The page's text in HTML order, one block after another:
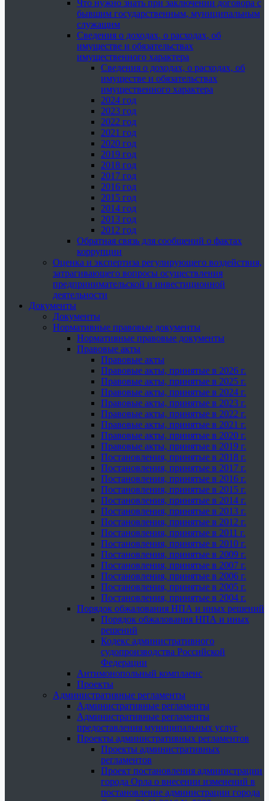
Что нужно знать при заключении договора с
бывшим государственным, муниципальным
служащим
Сведения о доходах, о расходах, об
имуществе и обязательствах
имущественного характера
Сведения о доходах, о расходах, об
имуществе и обязательствах
имущественного характера
2024 год
2023 год
2022 год
2021 год
2020 год
2019 год
2018 год
2017 год
2016 год
2015 год
2014 год
2013 год
2012 год
Обратная связь для сообщений о фактах
коррупции
Оценка и экспертиза регулирующего воздействия,
затрагивающего вопросы осуществления
предпринимательской и инвестиционной
деятельности
Документы
Документы
Нормативные правовые документы
Нормативные правовые документы
Правовые акты
Правовые акты
Правовые акты, принятые в 2026 г.
Правовые акты, принятые в 2025 г.
Правовые акты, принятые в 2024 г.
Правовые акты, принятые в 2023 г.
Правовые акты, принятые в 2022 г.
Правовые акты, принятые в 2021 г.
Правовые акты, принятые в 2020 г.
Правовые акты, принятые в 2019 г.
Постановления, принятые в 2018 г.
Постановления, принятые в 2017 г.
Постановления, принятые в 2016 г.
Постановления, принятые в 2015 г.
Постановления, принятые в 2014 г.
Постановления, принятые в 2013 г.
Постановления, принятые в 2012 г.
Постановления, принятые в 2011 г.
Постановления, принятые в 2010 г.
Постановления, принятые в 2009 г.
Постановления, принятые в 2007 г.
Постановления, принятые в 2006 г.
Постановления, принятые в 2005 г.
Постановления, принятые в 2004 г.
Порядок обжалования НПА и иных решений
Порядок обжалования НПА и иных
решений
Кодекс административного
судопроизводства Российской
Федерации
Антимонопольный комплаенс
Проекты
Административные регламенты
Административные регламенты
Административные регламенты
предоставления муниципальных услуг
Проекты административных регламентов
Проекты административных
регламентов
Проект постановления администрации
города Орла о внесении изменений в
постановление администрации города